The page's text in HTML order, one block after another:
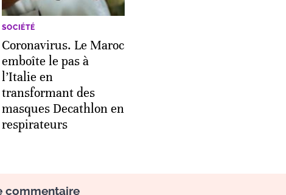
SOCIÉTÉ
Coronavirus. Le Maroc
emboîte le pas à
l’Italie en
transformant des
masques Decathlon en
respirateurs
commentaire